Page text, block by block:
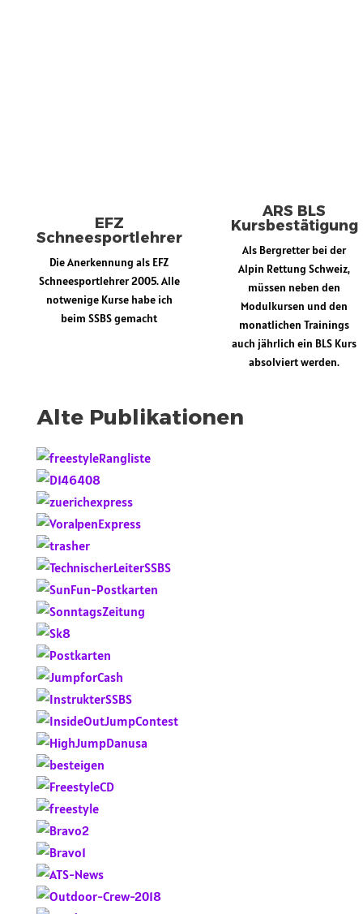
EFZ
Schneesportlehrer
Die Anerkennung als EFZ
Schneesportlehrer 2005. Alle
notwenige Kurse habe ich
beim SSBS gemacht
ARS BLS
Kursbestätigung
Als Bergretter bei der
Alpin Rettung Schweiz,
müssen neben den
Modulkursen und den
monatlichen Trainings
auch jährlich ein BLS Kurs
absolviert werden.
Alte Publikationen